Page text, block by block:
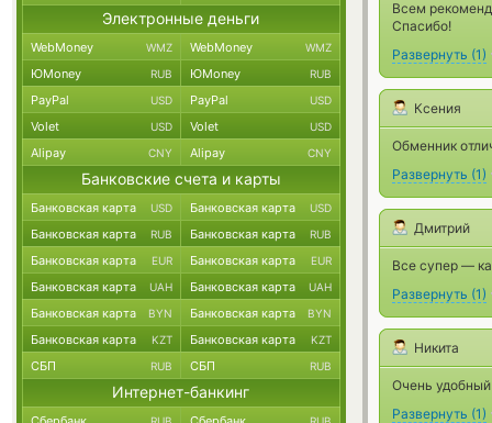
Всем
Спасибо!
Развернуть (1)
Ксения
Обменник
Развернуть (1)
Дмитрий
Все супер —
Развернуть (1)
Никита
Очень
Развернуть (1)
Электронные деньги
WebMoney WMZ WebMoney WMZ
ЮMoney RUB ЮMoney RUB
PayPal USD PayPal USD
Volet USD Volet USD
Alipay CNY Alipay CNY
Банковские счета и карты
Банковская карта USD Банковская карта USD
Банковская карта RUB Банковская карта RUB
Банковская карта EUR Банковская карта EUR
Банковская карта UAH Банковская карта UAH
Банковская карта BYN Банковская карта BYN
Банковская карта KZT Банковская карта KZT
СБП RUB СБП RUB
Интернет-банкинг